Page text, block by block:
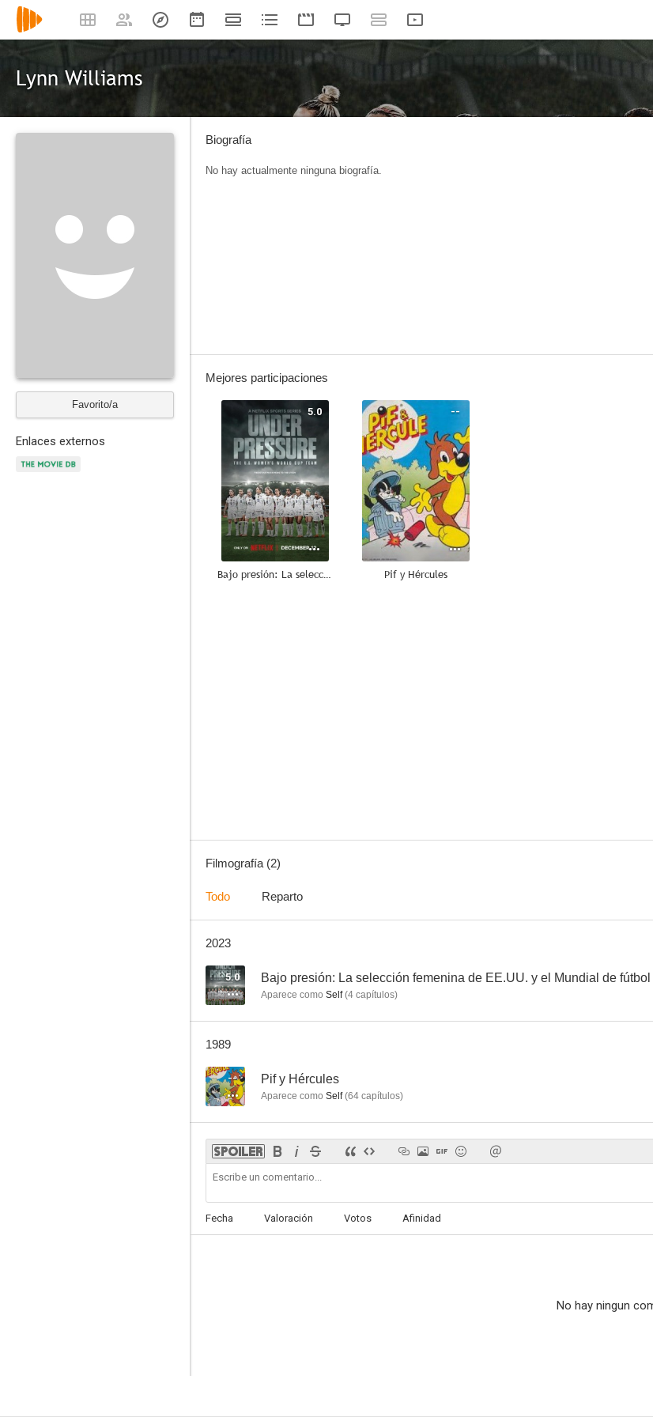
Lynn Williams
Favorito/a
Enlaces externos
Biografía
No hay actualmente ninguna biografía.
Mejores participaciones
5.0
Bajo presión: La selección femenina de EE.UU. y el Mundial de fútbol
--
Pif y Hércules
Filmografía (2)
Todo Reparto
2023
5.0 Bajo presión: La selección femenina de EE.UU. y el Mundial de fútbol
Aparece como Self(4 capítulos)
1989
-- Pif y Hércules
Aparece como Self(64 capítulos)
Fecha Valoración Votos Afinidad
No hay ningun